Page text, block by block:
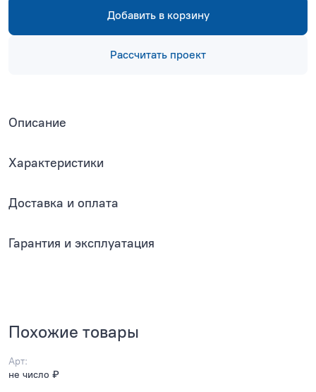
Добавить в корзину
Рассчитать проект
Описание
Характеристики
Доставка и оплата
Гарантия и эксплуатация
Похожие товары
Арт:
не число ₽